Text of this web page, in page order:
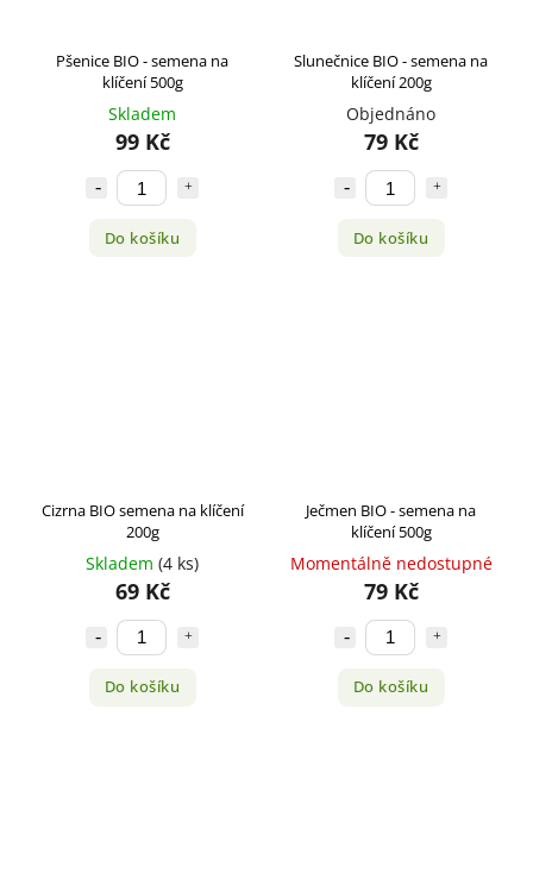
Pšenice BIO - semena na
klíčení 500g
Skladem
99 Kč
Do košíku
Slunečnice BIO - semena na
klíčení 200g
Objednáno
79 Kč
Do košíku
Cizrna BIO semena na klíčení
200g
Skladem (4 ks)
69 Kč
Do košíku
Ječmen BIO - semena na
klíčení 500g
Momentálně nedostupné
79 Kč
Do košíku